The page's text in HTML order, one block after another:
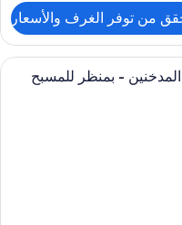
من توفر الغرف والأسعار
محشوة بالريش وأسرّة بطبقة
- بمنظر للمسبح